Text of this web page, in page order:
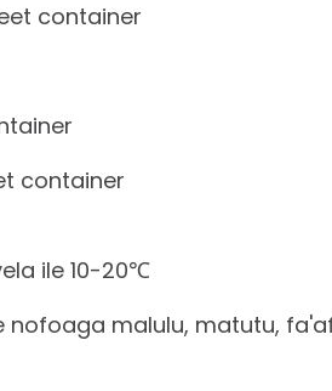
container
container
ile 10-20℃
nofoaga malulu, matutu,